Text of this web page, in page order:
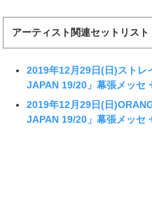
アーティスト関連セットリスト
2019年12月29日(日)ストレ
JAPAN 19/20」幕張メッセ
2019年12月29日(日
JAPAN 19/20」幕張メッセ